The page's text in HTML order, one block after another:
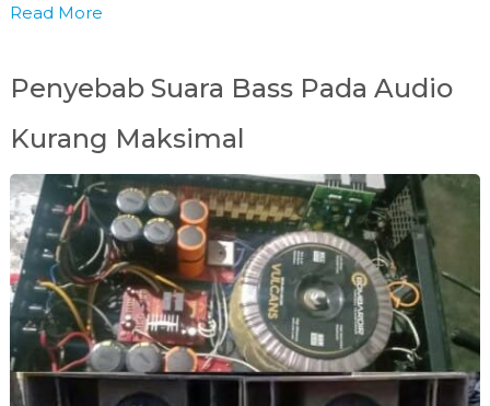
Read More
Penyebab Suara Bass Pada Audio
Kurang Maksimal